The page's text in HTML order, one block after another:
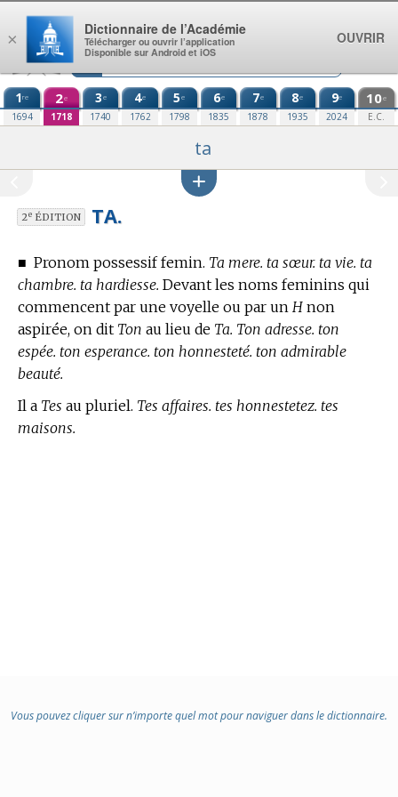
Aller au contenu
1re
1694
2e
1718
3e
1740
4e
1762
5e
1798
6e
1835
7e
1878
8e
1935
9e
2024
10e
E.C.
ta
2eÉDITION TA.
■ Pronom possessif femin. Ta mere. ta sœur. ta vie. ta
chambre. ta hardiesse. Devant les noms feminins qui
commencent par une voyelle ou par un H non
aspirée, on dit Ton au lieu de Ta. Ton adresse. ton
espée. ton esperance. ton honnesteté. ton admirable
beauté.
Il a Tes au pluriel. Tes affaires. tes honnestetez. tes
maisons.
Vous pouvez cliquer sur n’importe quel mot pour naviguer dans le dictionnaire.
×
Dictionnaire de l’Académie
Télécharger ou ouvrir l’application
Disponible sur Android et iOS
OUVRIR